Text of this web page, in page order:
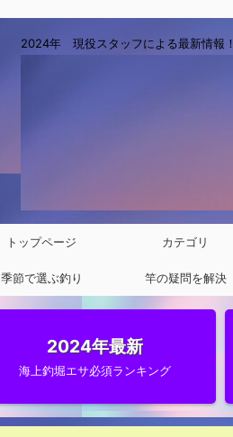
2024年 現役スタッフによる最新情報！
トップページ カテゴリ
季節で選ぶ釣り 竿の疑問を解決
2024年最新
海上釣堀エサ必須ランキング